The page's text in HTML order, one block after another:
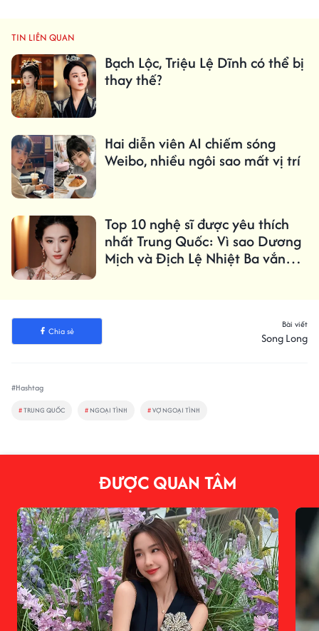
TIN LIÊN QUAN
Bạch Lộc, Triệu Lệ Dĩnh có thể bị
thay thế?
Hai diễn viên AI chiếm sóng
Weibo, nhiều ngôi sao mất vị trí
Top 10 nghệ sĩ được yêu thích
nhất Trung Quốc: Vì sao Dương
Mịch và Địch Lệ Nhiệt Ba vắng
Chia sẻ
Bài viết
Song Long
#Hashtag
#TRUNG QUỐC # NGOẠI TÌNH #VỢ NGOẠI TÌNH
ĐƯỢC QUAN TÂM